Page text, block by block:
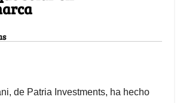
de Patria Investments, ha hecho